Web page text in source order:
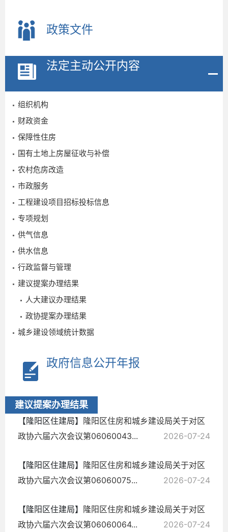
政策文件
法定主动公开内容
组织机构
财政资金
保障性住房
国有土地上房屋征收与补偿
农村危房改造
市政服务
工程建设项目招标投标信息
专项规划
供气信息
供水信息
行政监督与管理
建议提案办理结果
人大建议办理结果
政协提案办理结果
城乡建设领域统计数据
政府信息公开年报
建议提案办理结果
【隆阳区住建局】 隆阳区住房和城乡建设局关于对区
政协六届六次会议第06060043...
2026-07-24
【隆阳区住建局】 隆阳区住房和城乡建设局关于对区
政协六届六次会议第06060075...
2026-07-24
【隆阳区住建局】 隆阳区住房和城乡建设局关于对区
政协六届六次会议第06060064...
2026-07-24